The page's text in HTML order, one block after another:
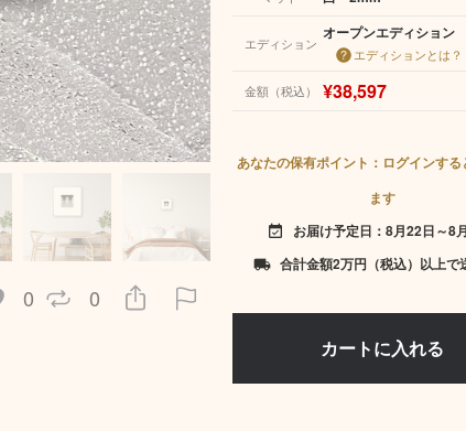
0 0
エディション
オープンエディション
エディションとは？
金額（税込） ¥38,597
あなたの保有ポイント：ログインす
ます
event_available お届け予定日：8月22日～8
local_shipping 合計金額2万円（税込）以上で